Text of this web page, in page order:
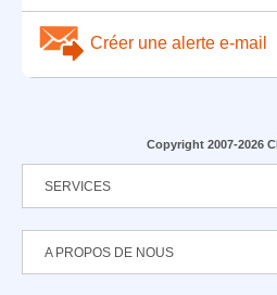
Créer une alerte e-mail
Copyright 2007-2026
SERVICES
A PROPOS DE NOUS